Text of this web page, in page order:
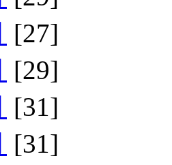
[27]
[29]
[31]
[31]